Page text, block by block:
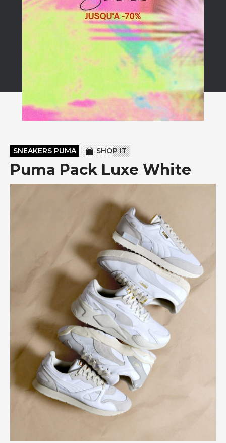
SNEAKERS PUMA SHOP IT
Puma Pack Luxe White